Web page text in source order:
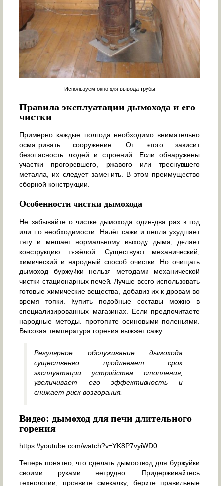
Используем окно для вывода трубы
Правила эксплуатации дымохода и его
чистки
Примерно каждые полгода необходимо внимательно
осматривать сооружение. От этого зависит
безопасность людей и строений. Если обнаружены
участки прогоревшего, ржавого или треснувшего
металла, их следует заменить. В этом преимущество
сборной конструкции.
Особенности чистки дымохода
Не забывайте о чистке дымохода один-два раз в год
или по необходимости. Налёт сажи и пепла ухудшает
тягу и мешает нормальному выходу дыма, делает
конструкцию тяжёлой. Существуют механический,
химический и народный способ очистки. Но очищать
дымоход буржуйки нельзя методами механической
чистки стационарных печей. Лучше всего использовать
готовые химические вещества, добавив их к дровам во
время топки. Купить подобные составы можно в
специализированных магазинах. Если предпочитаете
народные методы, протопите осиновыми поленьями.
Высокая температура горения выжжет сажу.
Регулярное обслуживание дымохода
существенно продлевает срок
эксплуатации устройства отопления,
увеличивает его эффективность и
снижает риск возгорания.
Видео: дымоход для печи длительного
горения
https://youtube.com/watch?v=YK8P7vyiWD0
Теперь понятно, что сделать дымоотвод для буржуйки
своими руками нетрудно. Придерживайтесь
технологии, проявите смекалку, берите правильные